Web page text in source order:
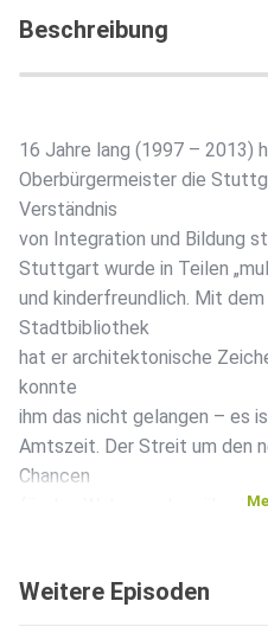
Beschreibung
16 Jahre lang (1997 – 2013)
Oberbürgermeister die
Verständnis
von Integration und Bildung
Stuttgart wurde in Teilen
und kinderfreundlich. Mit
Stadtbibliothek
hat er architektonische
konnte
ihm das nicht gelangen – es
Amtszeit. Der Streit um den
Chancen
für den Wohnungsbau
der Stadt
Weitere Episoden